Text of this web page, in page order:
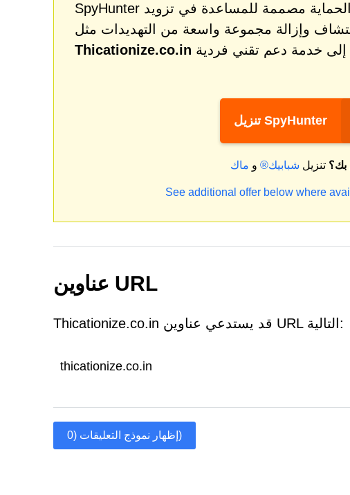
SpyHunter هي أداة قوية لمعالجة البرامج الضارة والحماية مصممة للمساعدة في تزويد
وإزالة مجموعة واسعة من التهديدات مثل
Thicationize.co.in
تنزيل SpyHunter
بك؟ تنزيل شبابيك® و
See additional offer below where
عناوين URL
Thicationize.co.in قد يستدعي عناوين URL التالية:
thicationize.co.in
إظهار نموذج التعليقات (0)